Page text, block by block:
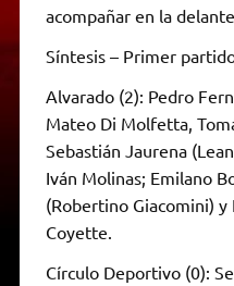
acompañar en la
Síntesis – Primer
Alvarado (2): Pedro
Mateo Di Molfetta,
Sebastián Jaurena
Iván Molinas; Emilano
(Robertino Giacomini) y
Coyette.
Círculo Deportivo (0):